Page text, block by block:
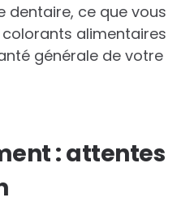
dentaire, ce que vous
alimentaires
générale de votre
: attentes